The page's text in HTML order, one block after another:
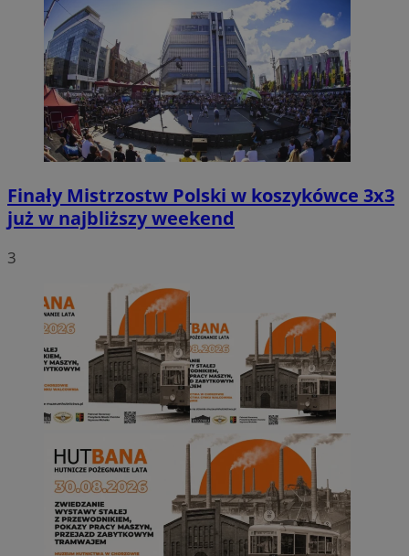
Finały Mistrzostw Polski w koszykówce 3x3
już w najbliższy weekend
3